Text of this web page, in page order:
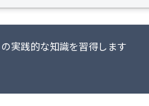
実践的な知識を習得します